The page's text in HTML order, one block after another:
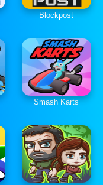
Blockpost
Smash Karts